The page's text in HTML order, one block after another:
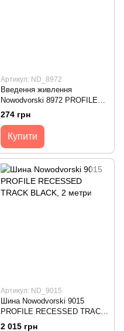
Артикул: ND_8972
Введення живлення
Nowodvorski 8972 PROFILE
RECESSED POWER END
CAP WHITE
274 грн
Купити
Артикул: ND_9015
Шина Nowodvorski 9015
PROFILE RECESSED TRACK
BLACK, 2 метри
2 015 грн